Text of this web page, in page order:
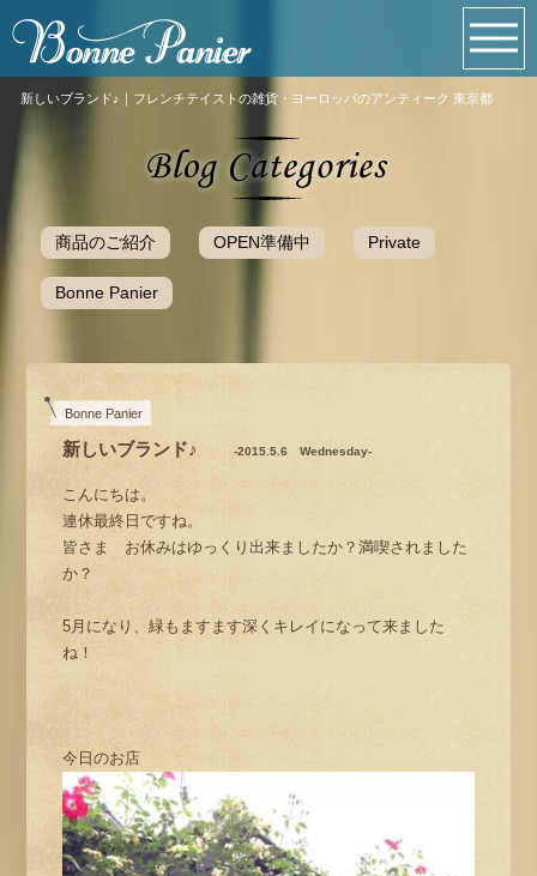
新しいブランド♪｜フレンチテイストの雑貨・ヨーロッパのアンティーク 東京都
商品のご紹介 OPEN準備中 Private
Bonne Panier
Bonne Panier
新しいブランド♪ -2015.5.6 Wednesday-
こんにちは。
連休最終日ですね。
皆さま お休みはゆっくり出来ましたか？満喫されました
か？
5月になり、緑もますます深くキレイになって来ました
ね！
今日のお店